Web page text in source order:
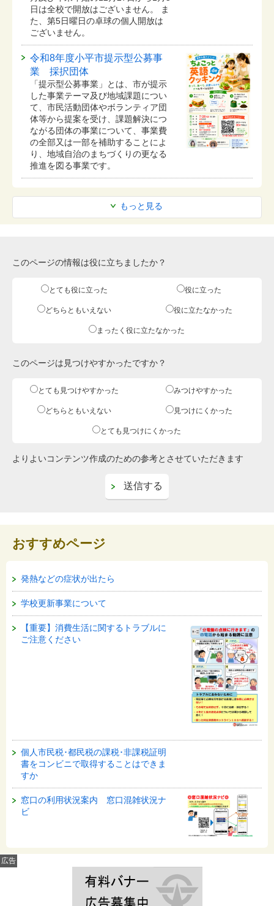
もっと見る
日は全校で開放はございません。 ま
た、第5日曜日の卓球の個人開放は
ございません。
令和8年度小平市提示型公募事
業 採択団体
「提示型公募事業」とは、市が提示
した事業テーマ及び地域課題につい
て、市民活動団体やボランティア団
体等から提案を受け、課題解決につ
ながる団体の事業について、事業費
の全部又は一部を補助することによ
り、地域自治のまちづくりの更なる
推進を図る事業です。
このページの情報は役に立ちましたか？
とても役に立った 役に立った
どちらともいえない 役に立たなかった
まったく役に立たなかった
このページは見つけやすかったですか？
とても見つけやすかった みつけやすかった
どちらともいえない 見つけにくかった
とても見つけにくかった
よりよいコンテンツ作成のための参考とさせていただきます
おすすめページ
発熱などの症状が出たら
学校更新事業について
【重要】消費生活に関するトラブルに
ご注意ください
個人市民税･都民税の課税･非課税証明
書をコンビニで取得することはできま
すか
窓口の利用状況案内 窓口混雑状況ナ
ビ
広告